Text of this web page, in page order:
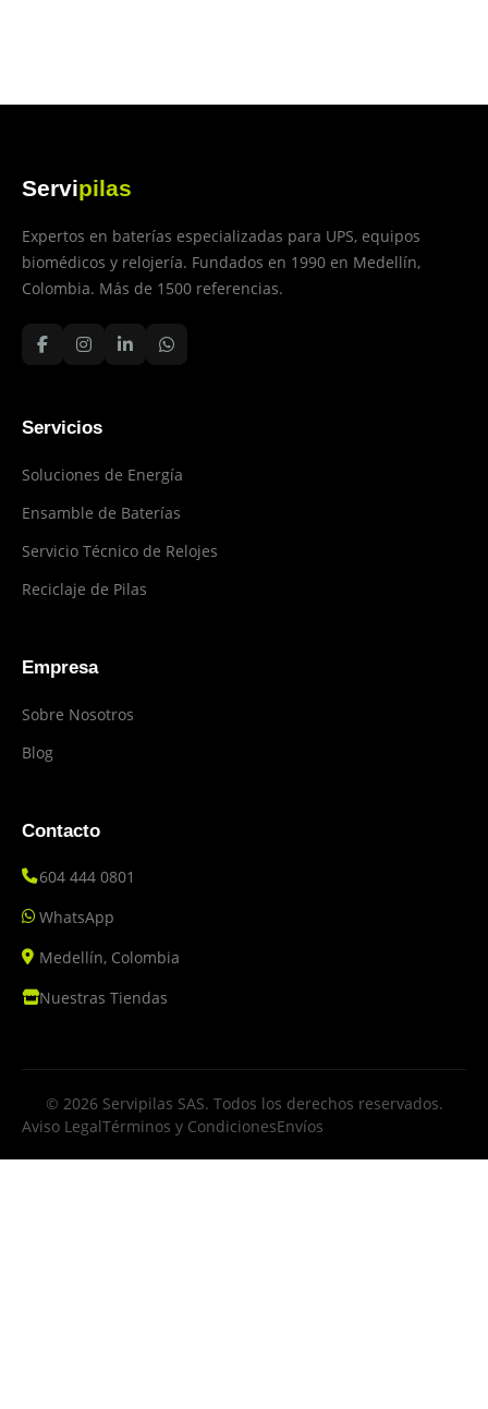
Servipilas
Expertos en baterías especializadas para UPS, equipos
biomédicos y relojería. Fundados en 1990 en Medellín,
Colombia. Más de 1500 referencias.
Servicios
Soluciones de Energía
Ensamble de Baterías
Servicio Técnico de Relojes
Reciclaje de Pilas
Empresa
Sobre Nosotros
Blog
Contacto
604 444 0801
WhatsApp
Medellín, Colombia
Nuestras Tiendas
© 2026 Servipilas SAS. Todos los derechos reservados.
Aviso LegalTérminos y CondicionesEnvíos